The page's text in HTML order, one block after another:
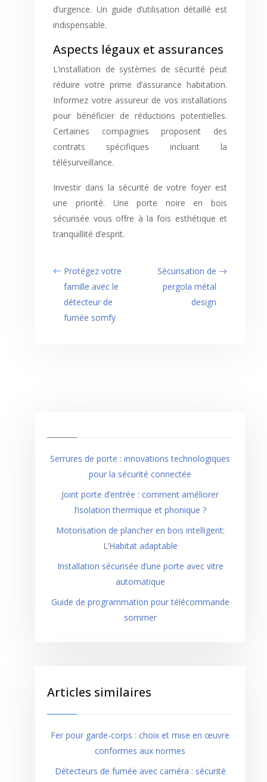
d’urgence. Un guide d’utilisation détaillé est
indispensable.
Aspects légaux et assurances
L’installation de systèmes de sécurité peut
réduire votre prime d’assurance habitation.
Informez votre assureur de vos installations
pour bénéficier de réductions potentielles.
Certaines compagnies proposent des
contrats spécifiques incluant la
télésurveillance.
Investir dans la sécurité de votre foyer est
une priorité. Une porte noire en bois
sécurisée vous offre à la fois esthétique et
tranquillité d’esprit.
Protégez votre
famille avec le
détecteur de
fumée somfy
Sécurisation de
pergola métal
design
Serrures de porte : innovations technologiques
pour la sécurité connectée
Joint porte d’entrée : comment améliorer
l’isolation thermique et phonique ?
Motorisation de plancher en bois intelligent:
L’Habitat adaptable
Installation sécurisée d’une porte avec vitre
automatique
Guide de programmation pour télécommande
sommer
Articles similaires
Fer pour garde-corps : choix et mise en œuvre
conformes aux normes
Détecteurs de fumée avec caméra : sécurité